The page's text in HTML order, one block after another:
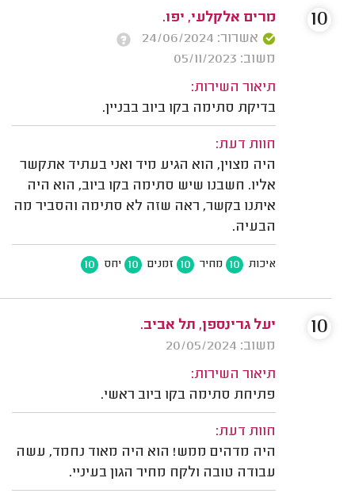
מרים אלקלעי, יפו.
אשרור: 24/06/2024
משוב: 05/11/2023
תיאור השירות:
בדיקת סתימה בקו ביוב בבניין.
חוות דעת:
היה מצוין, הוא הגיע מיד ואני בעתיד אתקשר
אליו. חשבנו שיש סתימה בקו ביוב, הוא היה
איתנו בקשר, ראה שזה לא סתימה והסביר מה
הבעיה.
איכות 10 מחיר 10 זמנים 10 יחס 10
10
יעל גרינספן, תל אביב.
משוב: 20/05/2024
תיאור השירות:
פתיחת סתימה בקו ביוב ראשי.
חוות דעת:
היה מדהים ממש! הוא היה מאוד נחמד, עשה
עבודה טובה ולקח מחיר הגון בעיניי.
10